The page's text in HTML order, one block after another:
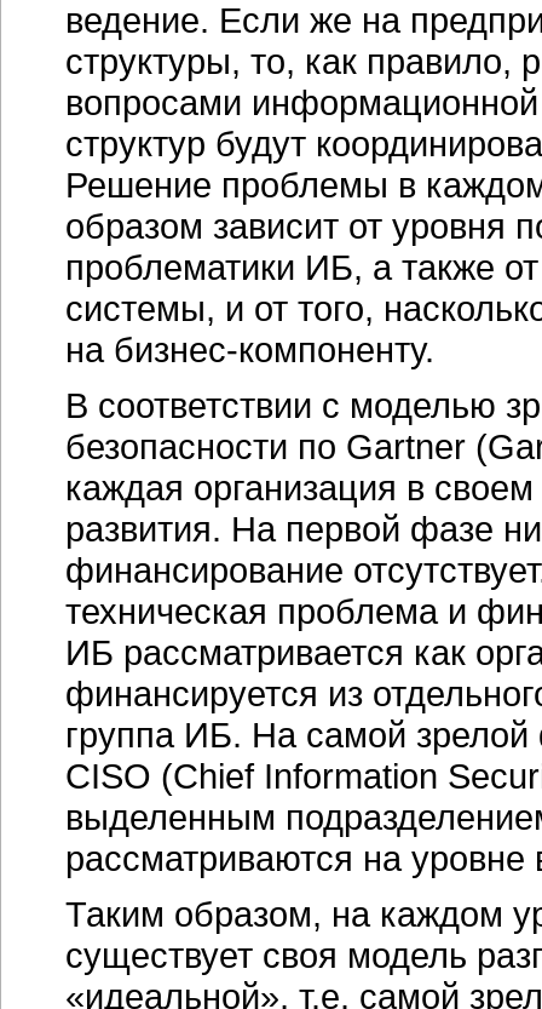
ведение. Если же на
структуры, то, как правило,
вопросами информационной
структур будут
Решение проблемы в
образом зависит от уровня
проблематики ИБ, а также
системы, и от того,
на бизнес-компоненту.
В соответствии с моделью
безопасности по Gartner
каждая организация в
развития. На первой фазе
финансирование
техническая проблема и
ИБ рассматривается как
финансируется из
группа ИБ. На самой зрелой
CISO (Chief Information
выделенным
рассматриваются на
Таким образом, на каждом
существует своя модель
«идеальной», т.е. самой